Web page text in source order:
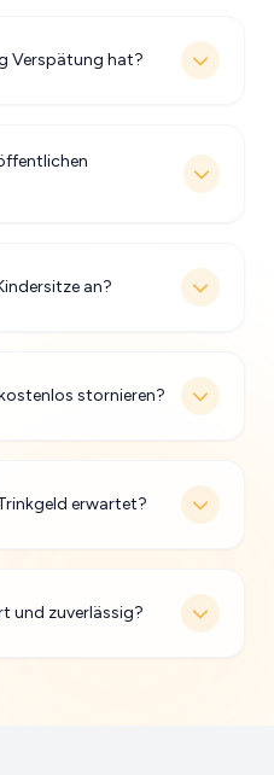
Verspätung hat?
an?
stornieren?
erwartet?
und zuverlässig?